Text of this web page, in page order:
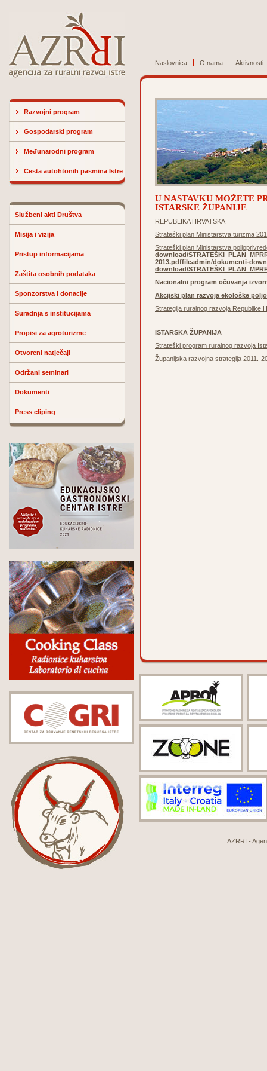
Naslovnica O nama Aktivnosti
Razvojni program
Gospodarski program
Međunarodni program
Cesta autohtonih pasmina Istre
Službeni akti Društva
Misija i vizija
Pristup informacijama
Zaštita osobnih podataka
Sponzorstva i donacije
Suradnja s institucijama
Propisi za agroturizme
Otvoreni natječaji
Održani seminari
Dokumenti
Press cliping
U NASTAVKU MOŽETE
ISTARSKE ŽUPANIJE
REPUBLIKA HRVATSKA
Strateški plan Ministarstva turizma
Strateški plan Ministarstva
download/
2013.pdffileadmin/dokumenti-
download/
Nacionalni program očuvanja
Akcijski plan razvoja ekološke
Strategija ruralnog razvoja Republike
ISTARSKA ŽUPANIJA
Strateški program ruralnog razvoja
Županijska razvojna strategija 2011.-
AZRRI -